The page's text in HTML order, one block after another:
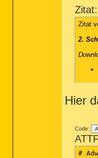
Zitat:
Zitat
2.
Hier
Code:
#